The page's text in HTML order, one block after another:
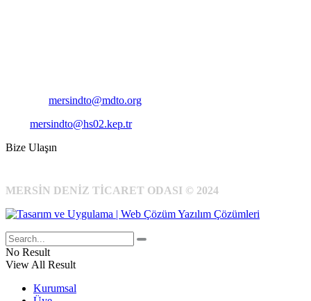
mersindto@mdto.org
mersindto@hs02.kep.tr
Bize Ulaşın
MERSİN DENİZ TİCARET ODASI © 2024
No Result
View All Result
Kurumsal